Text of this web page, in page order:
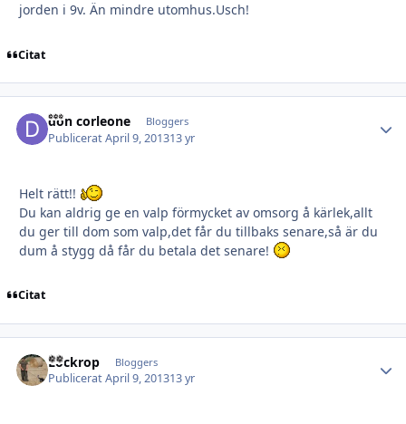
jorden i 9v. Än mindre utomhus.Usch!
Citat
don corleone Bloggers
PubliceratApril 9, 201313 yr
Helt rätt!!
Du kan aldrig ge en valp förmycket av omsorg å kärlek,allt
du ger till dom som valp,det får du tillbaks senare,så är du
dum å stygg då får du betala det senare!
Citat
Lockrop Bloggers
PubliceratApril 9, 201313 yr